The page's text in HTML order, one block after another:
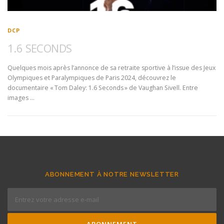
DCP
1.6 SECONDS
Quelques mois après l’annonce de sa retraite sportive à l’issue des Jeux
Olympiques et Paralympiques de Paris 2024, découvrez le
documentaire « Tom Daley: 1.6 Seconds » de Vaughan Sivell. Entre
images …
ABONNEMENT À NOTRE NEWSLETTER